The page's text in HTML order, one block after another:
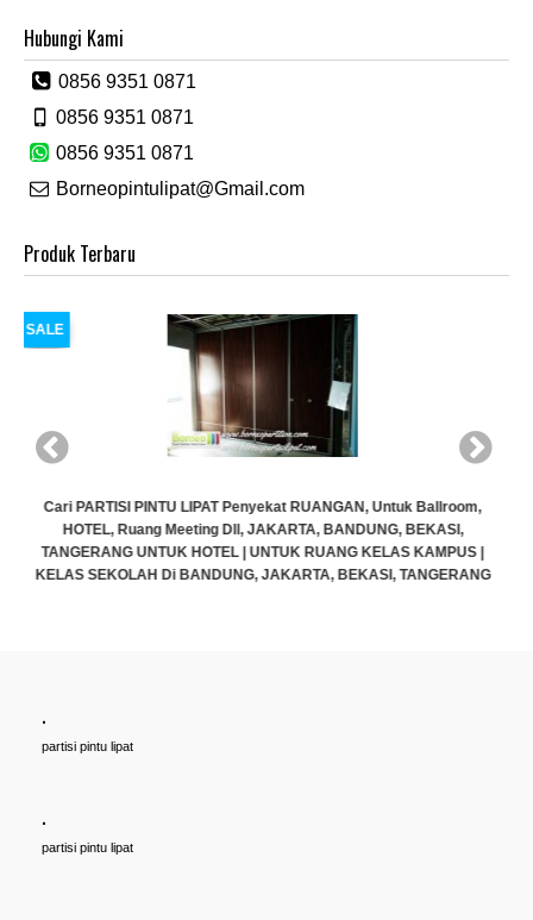
Hubungi Kami
0856 9351 0871
0856 9351 0871
0856 9351 0871
Borneopintulipat@Gmail.com
Produk Terbaru
SALE
Cari PARTISI PINTU LIPAT Penyekat RUANGAN, Untuk Ballroom,
HOTEL, Ruang Meeting Dll, JAKARTA, BANDUNG, BEKASI,
.
partisi pintu lipat
.
partisi pintu lipat